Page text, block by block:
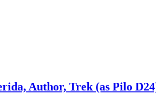
Author, Trek (as Pilo